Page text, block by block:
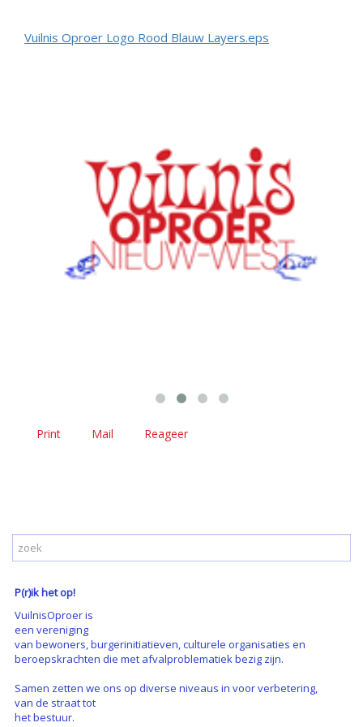
Vuilnis Oproer Logo Rood Blauw Layers.eps
Print Mail Reageer
P(r)ik het op!
VuilnisOproer is
een vereniging
van bewoners, burgerinitiatieven, culturele organisaties en
beroepskrachten die met afvalproblematiek bezig zijn.
Samen zetten we ons op diverse niveaus in voor verbetering,
van de straat tot
het bestuur.